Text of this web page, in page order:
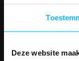
Deze website
14 Dagen tijd om te
Betaalwijze